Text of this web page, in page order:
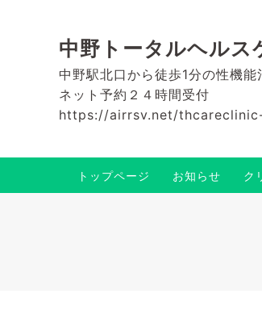
中野トータルヘルス
中野駅北口から徒歩1分の性機
ネット予約２４時間受付
https://airrsv.net/
トップページ お知らせ ク